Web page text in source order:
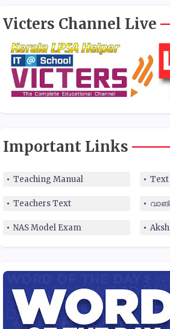
Victers Channel Live
Important Links
Teaching Manual Text
Teachers Text
NAS Model Exam